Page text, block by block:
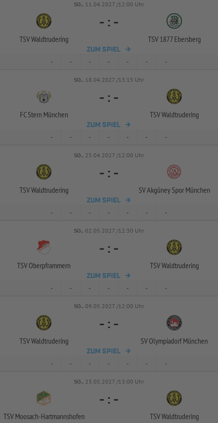
SO.. 11.04.2027 /12:00 Uhr
TSV Waldtrudering
- : -
TSV 1877 Ebersberg
ZUM SPIEL
- - - - - - -
SO.. 18.04.2027 /13:15 Uhr
FC Stern München
- : -
TSV Waldtrudering
ZUM SPIEL
- - - - - - -
SO.. 25.04.2027 /12:00 Uhr
TSV Waldtrudering
- : -
SV Akgüney Spor München
ZUM SPIEL
- - - - - - -
SO.. 02.05.2027 /12:30 Uhr
TSV Oberpframmern
- : -
TSV Waldtrudering
ZUM SPIEL
- - - - - - -
SO.. 09.05.2027 /12:00 Uhr
TSV Waldtrudering
- : -
SV Olympiadorf München
ZUM SPIEL
- - - - - - -
SO.. 23.05.2027 /13:00 Uhr
TSV Moosach-Hartmannshofen
- : -
TSV Waldtrudering